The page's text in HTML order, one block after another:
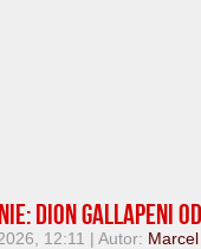
Dion Gallapeni
12:11 | Autor: Marcel